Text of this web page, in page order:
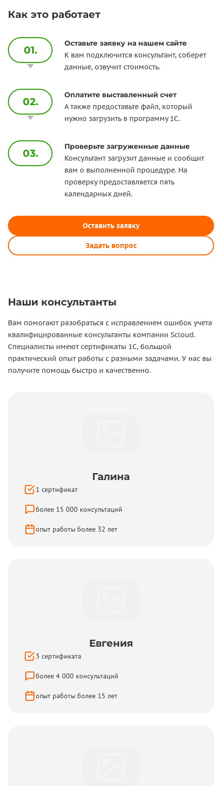
Как это работает
01.
Оставьте заявку на нашем сайте
К вам подключится консультант, соберет
данные, озвучит стоимость.
02.
Оплатите выставленный счет
А также предоставьте файл, который
нужно загрузить в программу 1С.
03.
Проверьте загруженные данные
Консультант загрузит данные и сообщит
вам о выполненной процедуре. На
проверку предоставляется пять
календарных дней.
Оставить заявку
Задать вопрос
Наши консультанты
Вам помогают разобраться с исправлением ошибок учета
квалифицированные консультанты компании Scloud.
Специалисты имеют сертификаты 1С, большой
практический опыт работы с разными задачами. У нас вы
получите помощь быстро и качественно.
Галина
1 сертификат
более 15 000 консультаций
опыт работы более 32 лет
Евгения
3 сертификата
более 4 000 консультаций
опыт работы более 15 лет